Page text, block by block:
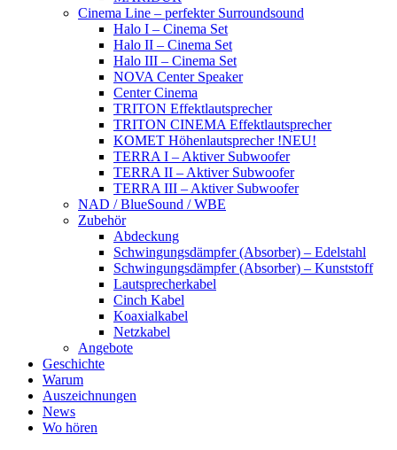
Cinema Line – perfekter Surroundsound
Halo I – Cinema Set
Halo II – Cinema Set
Halo III – Cinema Set
NOVA Center Speaker
Center Cinema
TRITON Effektlautsprecher
TRITON CINEMA Effektlautsprecher
KOMET Höhenlautsprecher !NEU!
TERRA I – Aktiver Subwoofer
TERRA II – Aktiver Subwoofer
TERRA III – Aktiver Subwoofer
NAD / BlueSound / WBE
Zubehör
Abdeckung
Schwingungsdämpfer (Absorber) – Edelstahl
Schwingungsdämpfer (Absorber) – Kunststoff
Lautsprecherkabel
Cinch Kabel
Koaxialkabel
Netzkabel
Angebote
Geschichte
Warum
Auszeichnungen
News
Wo hören